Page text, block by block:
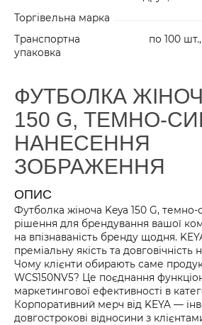
Торгівельна марка
Транспортна
упаковка
по 100
ФУТБОЛКА
150 G, ТЕМНО-
НАНЕСЕННЯ
ЗОБРАЖЕННЯ
ОПИС
Футболка жіноча Keya 150 G, темно-
рішення для брендування вашої
на впізнаваність бренду щодня.
преміальну якість та
Чому клієнти обирають саме
WCS150NV5? Це поєднання
маркетингової ефективності в
Корпоративний мерч від KEYA —
довгострокові відносини з